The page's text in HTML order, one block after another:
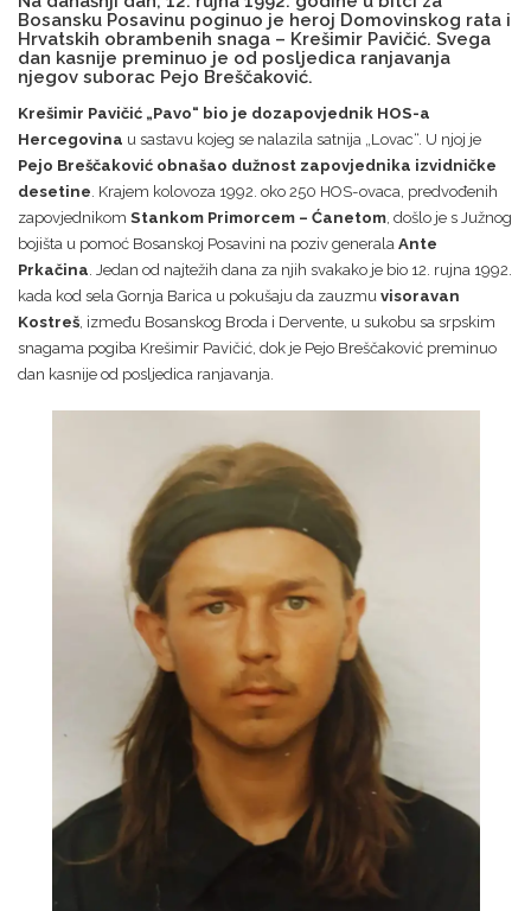
Bosansku Posavinu poginuo je heroj Domovinskog rata i
Hrvatskih obrambenih snaga – Krešimir Pavičić. Svega
dan kasnije preminuo je od posljedica ranjavanja
njegov suborac Pejo Breščaković.
Krešimir Pavičić „Pavo“ bio je dozapovjednik HOS-a
Hercegovina u sastavu kojeg se nalazila satnija „Lovac“. U njoj je
Pejo Breščaković obnašao dužnost zapovjednika izvidničke
desetine . Krajem kolovoza 1992. oko 250 HOS-ovaca, predvođenih
zapovjednikom Stankom Primorcem – Ćanetom , došlo je s Južnog
bojišta u pomoć Bosanskoj Posavini na poziv generala Ante
Prkačina . Jedan od najtežih dana za njih svakako je bio 12. rujna 1992.
kada kod sela Gornja Barica u pokušaju da zauzmu visoravan
Kostreš , između Bosanskog Broda i Dervente, u sukobu sa srpskim
snagama pogiba Krešimir Pavičić, dok je Pejo Breščaković preminuo
dan kasnije od posljedica ranjavanja.